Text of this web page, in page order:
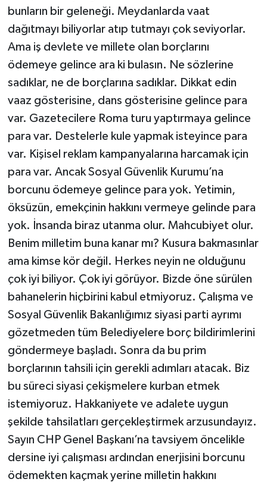
bunların bir geleneği. Meydanlarda vaat
dağıtmayı biliyorlar atıp tutmayı çok seviyorlar.
Ama iş devlete ve millete olan borçlarını
ödemeye gelince ara ki bulasın. Ne sözlerine
sadıklar, ne de borçlarına sadıklar. Dikkat edin
vaaz gösterisine, dans gösterisine gelince para
var. Gazetecilere Roma turu yaptırmaya gelince
para var. Destelerle kule yapmak isteyince para
var. Kişisel reklam kampanyalarına harcamak için
para var. Ancak Sosyal Güvenlik Kurumu’na
borcunu ödemeye gelince para yok. Yetimin,
öksüzün, emekçinin hakkını vermeye gelinde para
yok. İnsanda biraz utanma olur. Mahcubiyet olur.
Benim milletim buna kanar mı? Kusura bakmasınlar
ama kimse kör değil. Herkes neyin ne olduğunu
çok iyi biliyor. Çok iyi görüyor. Bizde öne sürülen
bahanelerin hiçbirini kabul etmiyoruz. Çalışma ve
Sosyal Güvenlik Bakanlığımız siyasi parti ayrımı
gözetmeden tüm Belediyelere borç bildirimlerini
göndermeye başladı. Sonra da bu prim
borçlarının tahsili için gerekli adımları atacak. Biz
bu süreci siyasi çekişmelere kurban etmek
istemiyoruz. Hakkaniyete ve adalete uygun
şekilde tahsilatları gerçekleştirmek arzusundayız.
Sayın CHP Genel Başkanı’na tavsiyem öncelikle
dersine iyi çalışması ardından enerjisini borcunu
ödemekten kaçmak yerine milletin hakkını